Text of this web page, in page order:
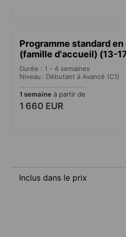
Programme standard
(famille d'accueil) (13-
Durée : 1 - 4 semaines
Niveau : Débutant à Avancé (C1)
1 semaine à partir de
1 660 EUR
Inclus dans le prix